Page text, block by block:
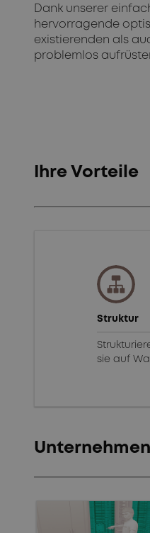
Dank unserer
hervorragende
existierenden als
problemlos
Ihre Vorteile
Struktur
sie auf